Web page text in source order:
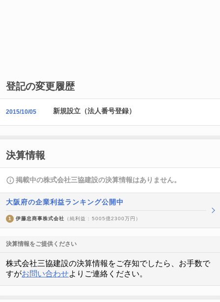
登記の変更履歴
2015/10/05 新規設立（法人番号登録）
決算情報
掲載中の株式会社三協建設の決算情報はありません。
大阪府の企業利益ランキング公開中
1 伊藤忠商事株式会社 （純利益 : 5005億2300万円）
決算情報をご提供ください
株式会社三協建設の決算情報をご存知でしたら、お手数で
すがお問い合わせよりご連絡ください。